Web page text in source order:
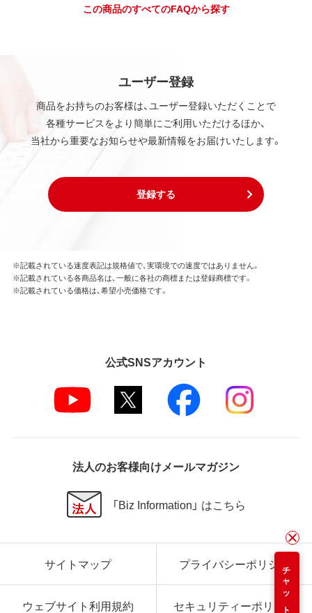
この商品のすべてのFAQから探す
ユーザー登録
商品をお持ちのお客様は、ユーザー登録いただくことで
各種サービスをより簡単にご利用いただけるほか、
当社から重要なお知らせや最新情報をお届けいたします。
登録する
チャット
※記載されている速度表記は規格値で、実環境での速度ではありません。
※記載されている各商品名は、一般に各社の商標または登録商標です。
※記載されている価格は、希望小売価格です。
公式SNSアカウント
法人のお客様向けメールマガジン
「Biz Information」 はこちら
サイトマップ プライバシーポリシー
ウェブサイト利用規約 セキュリティーポリシー